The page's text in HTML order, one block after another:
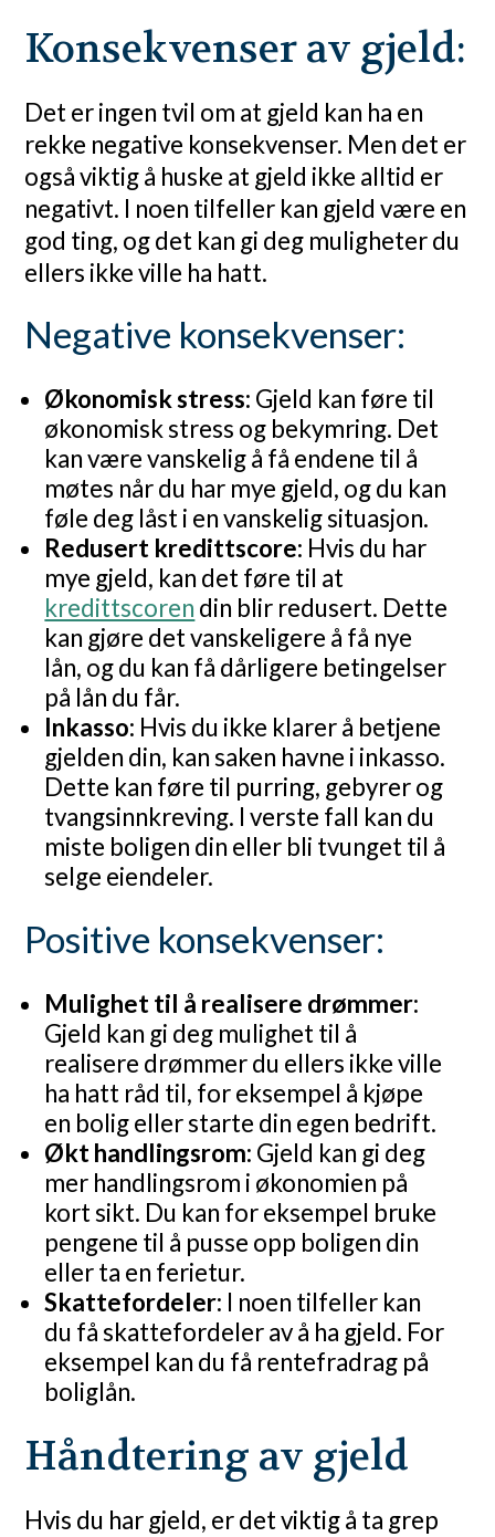
Konsekvenser av gjeld:
Det er ingen tvil om at gjeld kan ha en
rekke negative konsekvenser. Men det er
også viktig å huske at gjeld ikke alltid er
negativt. I noen tilfeller kan gjeld være en
god ting, og det kan gi deg muligheter du
ellers ikke ville ha hatt.
Negative konsekvenser:
Økonomisk stress: Gjeld kan føre til
økonomisk stress og bekymring. Det
kan være vanskelig å få endene til å
møtes når du har mye gjeld, og du kan
føle deg låst i en vanskelig situasjon.
Redusert kredittscore: Hvis du har
mye gjeld, kan det føre til at
kredittscoren din blir redusert. Dette
kan gjøre det vanskeligere å få nye
lån, og du kan få dårligere betingelser
på lån du får.
Inkasso: Hvis du ikke klarer å betjene
gjelden din, kan saken havne i inkasso.
Dette kan føre til purring, gebyrer og
tvangsinnkreving. I verste fall kan du
miste boligen din eller bli tvunget til å
selge eiendeler.
Positive konsekvenser:
Mulighet til å realisere drømmer:
Gjeld kan gi deg mulighet til å
realisere drømmer du ellers ikke ville
ha hatt råd til, for eksempel å kjøpe
en bolig eller starte din egen bedrift.
Økt handlingsrom: Gjeld kan gi deg
mer handlingsrom i økonomien på
kort sikt. Du kan for eksempel bruke
pengene til å pusse opp boligen din
eller ta en ferietur.
Skattefordeler: I noen tilfeller kan
du få skattefordeler av å ha gjeld. For
eksempel kan du få rentefradrag på
boliglån.
Håndtering av gjeld
Hvis du har gjeld, er det viktig å ta grep